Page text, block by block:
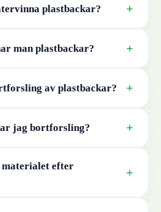
plastbackar? +
man plastbackar? +
av plastbackar? +
jag bortforsling? +
materialet efter
+